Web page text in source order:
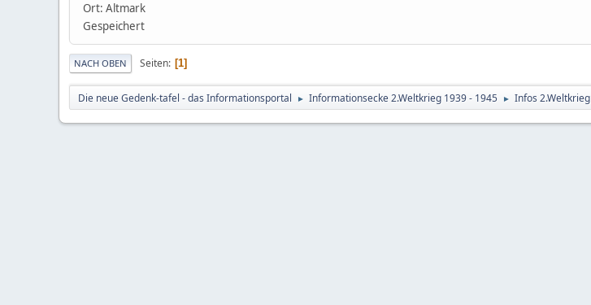
Ort: Altmark
Gespeichert
NACH OBEN Seiten 1
Die neue Gedenk-tafel - das Informationsportal ► Informationsecke 2.Weltkrieg 1939 - 1945 ► Infos 2.Weltkrieg